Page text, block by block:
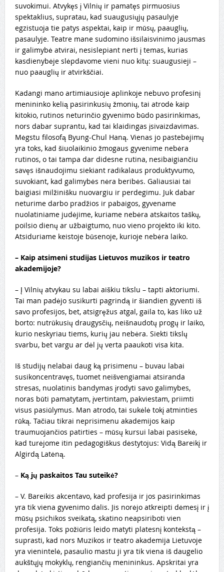
suvokimui. Atvykęs į Vilnių ir pamatęs pirmuosius
spektaklius, supratau, kad suaugusiųjų pasaulyje
egzistuoja tie patys aspektai, kaip ir mūsų, paauglių,
pasaulyje. Teatre mane sudomino išsilaisvinimo jausmas
ir galimybė atvirai, nesislepiant nerti į temas, kurias
kasdienybėje slėpdavome vieni nuo kitų: suaugusieji –
nuo paauglių ir atvirkščiai.
Kadangi mano artimiausioje aplinkoje nebuvo profesinį
menininko kelią pasirinkusių žmonių, tai atrodė kaip
kitokio, rutinos neturinčio gyvenimo būdo pasirinkimas,
nors dabar suprantu, kad tai klaidingas įsivaizdavimas.
Mėgstu filosofą Byung-Chul Haną. Vienas jo pastebėjimų
yra toks, kad šiuolaikinio žmogaus gyvenime nebėra
rutinos, o tai tampa dar didesne rutina, nesibaigiančiu
savęs išnaudojimu siekiant radikalaus produktyvumo,
suvokiant, kad galimybės nėra beribės. Galiausiai tai
baigiasi milžinišku nuovargiu ir perdegimu. Juk dabar
neturime darbo pradžios ir pabaigos, gyvename
nuolatiniame judėjime, kuriame nebėra atskaitos taškų,
poilsio dienų ar užbaigtumo, nuo vieno projekto iki kito.
Atsiduriame keistoje būsenoje, kurioje nebėra laiko.
– Kaipatsimeni studijas Lietuvos muzikos ir teatro
akademijoje?
– Į Vilnių atvykau su labai aiškiu tikslu – tapti aktoriumi.
Tai man padėjo susikurti pagrindą ir šiandien gyventi iš
savo profesijos, bet, atsigręžus atgal, gaila to, kas liko už
borto: nutrūkusių draugysčių, neišnaudotų progų ir laiko,
kurio neskyriau tiems, kurių jau nebėra. Siekti tikslų
svarbu, bet vargu ar dėl jų verta paaukoti visa kita.
Iš studijų nelabai daug ką prisimenu – buvau labai
susikoncentravęs, tuomet neišvengiamai atsiranda
stresas, nuolatinis bandymas įrodyti savo galimybes,
noras būti pamatytam, įvertintam, pakviestam, priimti
visus pasiūlymus. Man atrodo, tai sukėlė tokį atminties
rūką. Tačiau tikrai neprisimenu akademijos kaip
traumuojančios patirties – mūsų kursui labai pasisekė,
kad turėjome itin pedagogiškus dėstytojus: Vidą Bareikį ir
Algirdą Latėną.
– Ką jų paskaitos Tau suteikė?
– V. Bareikis akcentavo, kad profesija ir jos pasirinkimas
yra tik viena gyvenimo dalis. Jis norėjo atkreipti dėmesį ir į
mūsų psichikos sveikatą, skatino neapsiriboti vien
profesija. Toks požiūris leido matyti platesnį kontekstą –
suprasti, kad nors Muzikos ir teatro akademija Lietuvoje
yra vienintelė, pasaulio mastu ji yra tik viena iš daugelio
aukštųjų mokyklų, rengiančių menininkus. Apskritai yra